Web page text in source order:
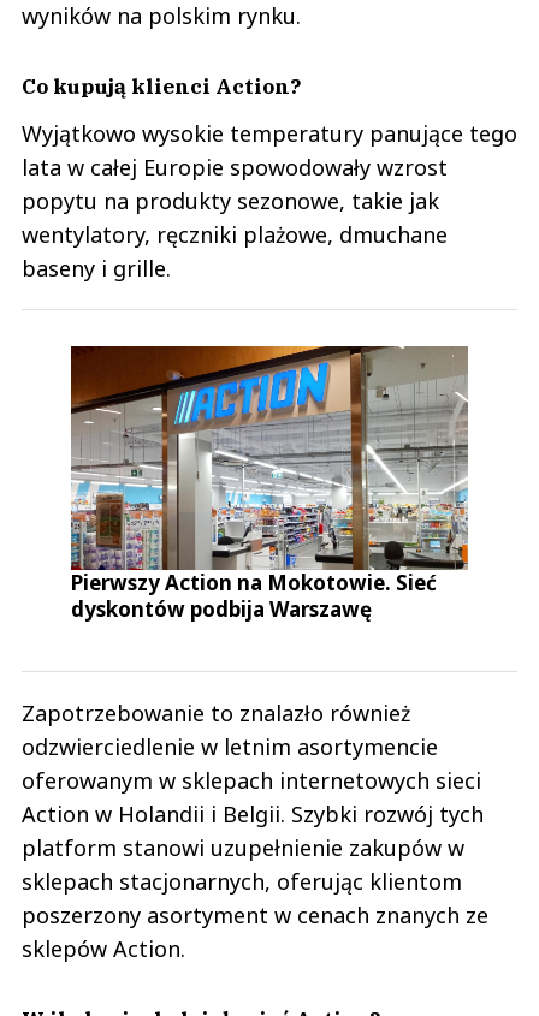
wyników na polskim rynku.
Co kupują klienci Action?
Wyjątkowo wysokie temperatury panujące tego
lata w całej Europie spowodowały wzrost
popytu na produkty sezonowe, takie jak
wentylatory, ręczniki plażowe, dmuchane
baseny i grille.
Pierwszy Action na Mokotowie. Sieć
dyskontów podbija Warszawę
Zapotrzebowanie to znalazło również
odzwierciedlenie w letnim asortymencie
oferowanym w sklepach internetowych sieci
Action w Holandii i Belgii. Szybki rozwój tych
platform stanowi uzupełnienie zakupów w
sklepach stacjonarnych, oferując klientom
poszerzony asortyment w cenach znanych ze
sklepów Action.